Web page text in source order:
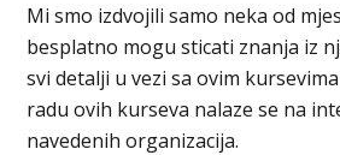
Mi smo izdvojili samo neka od
besplatno mogu sticati znanja iz
svi detalji u vezi sa ovim
radu ovih kurseva nalaze se na
navedenih organizacija.